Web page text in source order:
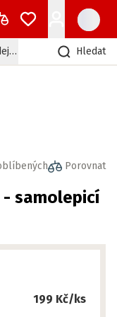
Hledat
Porovnat
samolepicí
199 Kč/ks